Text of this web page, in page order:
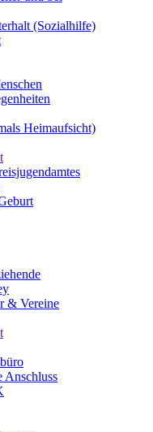
(Sozialhilfe)
Heimaufsicht)
& Vereine
Anschluss